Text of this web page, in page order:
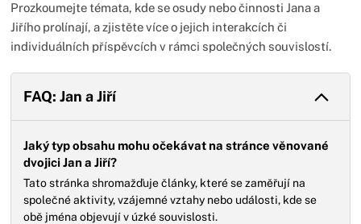
Prozkoumejte témata, kde se osudy nebo činnosti Jana a
Jiřího prolínají, a zjistěte více o jejich interakcích či
individuálních příspěvcích v rámci společných souvislostí.
FAQ: Jan a Jiří
Jaký typ obsahu mohu očekávat na stránce věnované
dvojici Jan a Jiří?
Tato stránka shromažďuje články, které se zaměřují na
společné aktivity, vzájemné vztahy nebo události, kde se
obě jména objevují v úzké souvislosti.